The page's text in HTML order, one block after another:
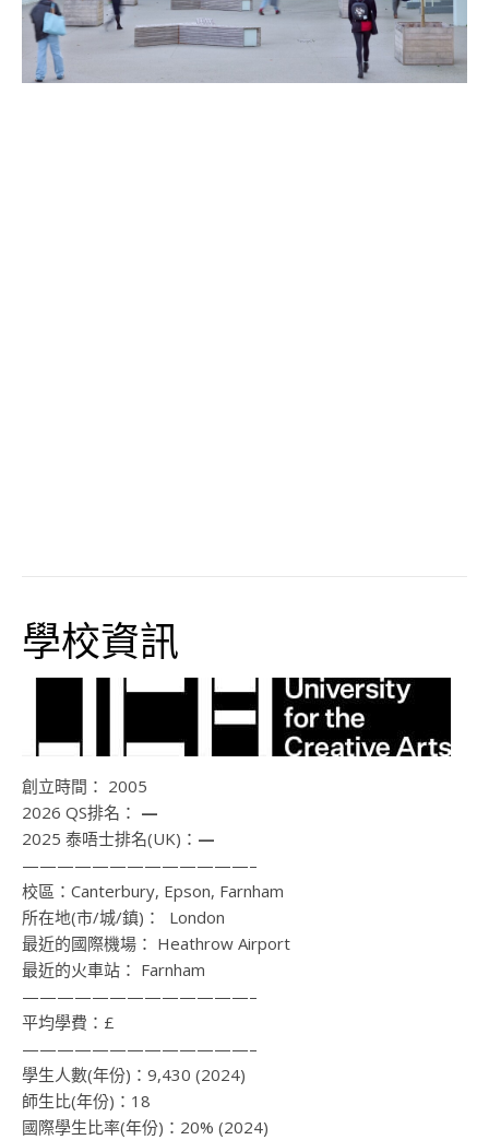
學校資訊
創立時間： 2005
2026 QS排名： —
2025 泰唔士排名(UK)： —
—————————————–
校區： Canterbury, Epson, Farnham
所在地(市/城/鎮)：
London
最近的國際機場： Heathrow Airport
最近的火車站： Farnham
—————————————–
平均學費： £
—————————————–
學生人數(年份)： 9,430 (2024)
師生比(年份)： 18
國際學生比率(年份)： 20% (2024)